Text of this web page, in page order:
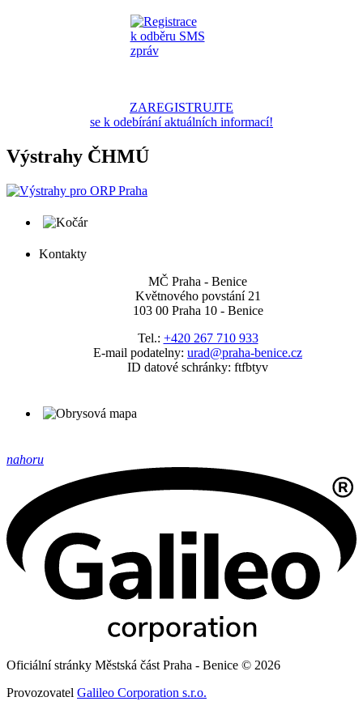
ZAREGISTRUJTE
se k odebírání aktuálních informací!
Výstrahy ČHMÚ
Kontakty
MČ Praha - Benice
Květnového povstání 21
103 00 Praha 10 - Benice
Tel.: +420 267 710 933
E-mail podatelny: urad@praha-benice.cz
ID datové schránky: ftfbtyv
nahoru
Oficiální stránky Městská část Praha - Benice © 2026
Provozovatel Galileo Corporation s.r.o.